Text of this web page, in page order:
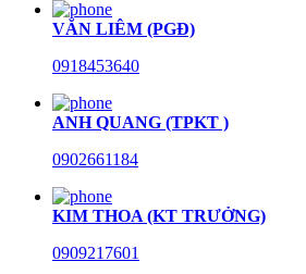
VĂN LIÊM (PGĐ)
0918453640
ANH QUANG (TPKT )
0902661184
KIM THOA (KT TRƯỞNG)
0909217601